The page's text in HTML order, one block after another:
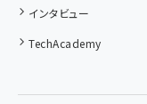
インタビュー
TechAcademy